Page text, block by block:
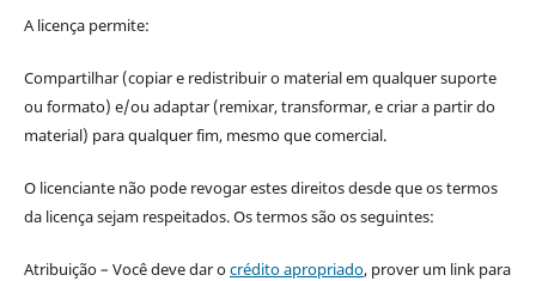
A licença permite:
Compartilhar (copiar e redistribuir o material em qualquer suporte
ou formato) e/ou adaptar (remixar, transformar, e criar a partir do
material) para qualquer fim, mesmo que comercial.
O licenciante não pode revogar estes direitos desde que os termos
da licença sejam respeitados. Os termos são os seguintes:
Atribuição – Você deve dar ocrédito apropriado, prover um link para